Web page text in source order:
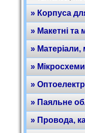
» Корпуса
» Макетні та
» Матеріали,
» Мікросхеми
»
» Паяльне
» Провода,